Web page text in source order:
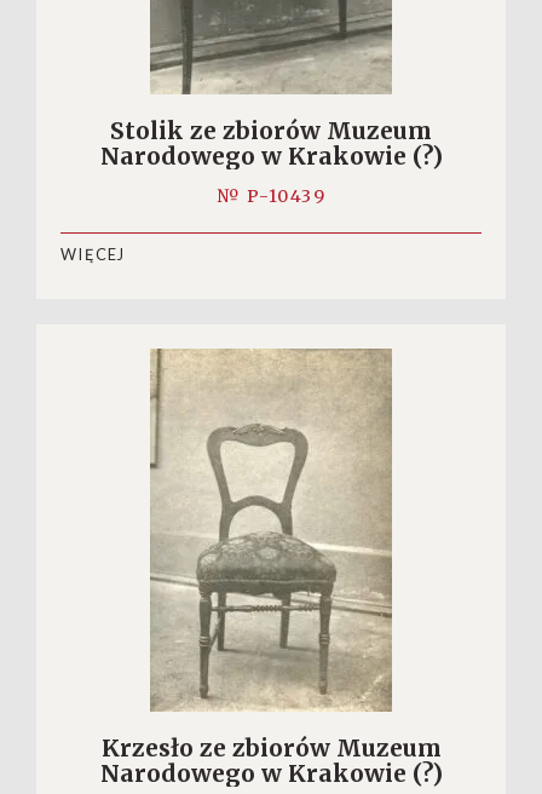
Stolik ze zbiorów Muzeum
Narodowego w Krakowie (?)
№ P-10439
WIĘCEJ
Krzesło ze zbiorów Muzeum
Narodowego w Krakowie (?)